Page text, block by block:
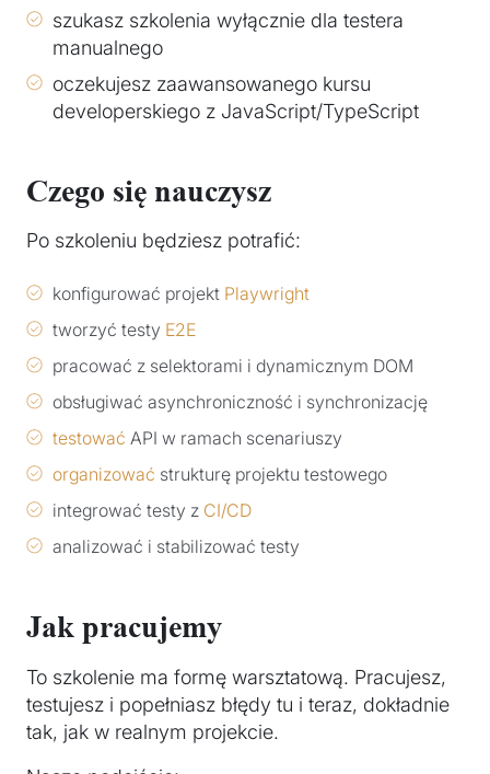
szukasz szkolenia wyłącznie dla testera
manualnego
oczekujesz zaawansowanego kursu
developerskiego z JavaScript/TypeScript
Czego się nauczysz
Po szkoleniu będziesz potrafić:
konfigurować projekt Playwright
tworzyć testy E2E
pracować z selektorami i dynamicznym DOM
obsługiwać asynchroniczność i synchronizację
testować API w ramach scenariuszy
organizować strukturę projektu testowego
integrować testy z CI/CD
analizować i stabilizować testy
Jak pracujemy
To szkolenie ma formę warsztatową. Pracujesz,
testujesz i popełniasz błędy tu i teraz, dokładnie
tak, jak w realnym projekcie.